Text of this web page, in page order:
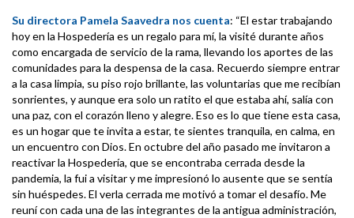
Su directora Pamela Saavedra nos cuenta: “El estar trabajando
hoy en la Hospedería es un regalo para mí, la visité durante años
como encargada de servicio de la rama, llevando los aportes de las
comunidades para la despensa de la casa. Recuerdo siempre entrar
a la casa limpia, su piso rojo brillante, las voluntarias que me recibían
sonrientes, y aunque era solo un ratito el que estaba ahí, salía con
una paz, con el corazón lleno y alegre. Eso es lo que tiene esta casa,
es un hogar que te invita a estar, te sientes tranquila, en calma, en
un encuentro con Dios. En octubre del año pasado me invitaron a
reactivar la Hospedería, que se encontraba cerrada desde la
pandemia, la fui a visitar y me impresionó lo ausente que se sentía
sin huéspedes. El verla cerrada me motivó a tomar el desafío. Me
reuní con cada una de las integrantes de la antigua administración,